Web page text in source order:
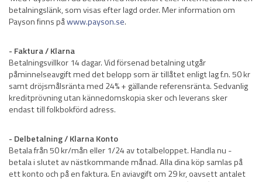
betalningslänk, som visas efter lagd order. Mer information om
Payson finns påwww.payson.se.
- Faktura / Klarna
Betalningsvillkor 14 dagar. Vid försenad betalning utgår
påminnelseavgift med det belopp som är tillåtet enligt lag f.n. 50 kr
samt dröjsmålsränta med 24% + gällande referensränta. Sedvanlig
kreditprövning utan kännedomskopia sker och leverans sker
endast till folkbokförd adress.
- Delbetalning / Klarna Konto
Betala från 50 kr/mån eller 1/24 av totalbeloppet. Handla nu -
betala i slutet av nästkommande månad. Alla dina köp samlas på
ett konto och på en faktura. En aviavgift om 29 kr, oavsett antalet